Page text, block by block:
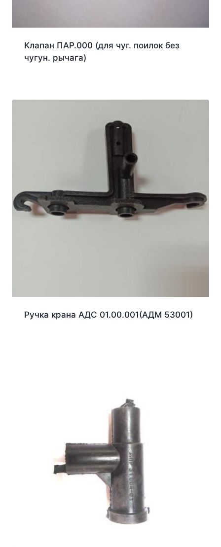
Клапан ПАР.000 (для чуг. поилок без
чугун. рычага)
Ручка крана АДС 01.00.001(АДМ 53001)